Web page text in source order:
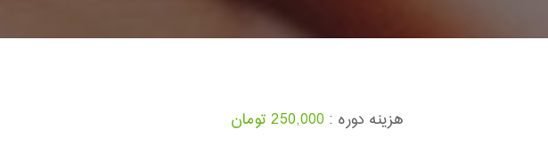
هزینه دوره : 250,000 تومان